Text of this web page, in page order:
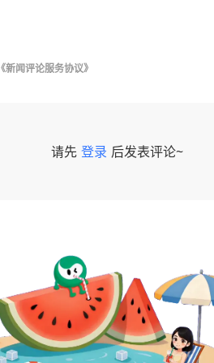
《新闻评论服务协议》
请先 登录 后发表评论~